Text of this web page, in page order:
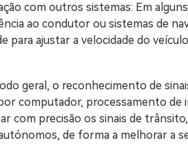
com outros sistemas: Em
ao condutor ou sistemas de
para ajustar a velocidade do
geral, o reconhecimento de
computador, processamento de
com precisão os sinais de
de forma a melhorar a